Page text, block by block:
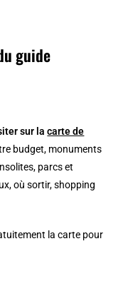
guide
sur lacarte de
budget, monuments
parcs et
où sortir, shopping
la carte pour